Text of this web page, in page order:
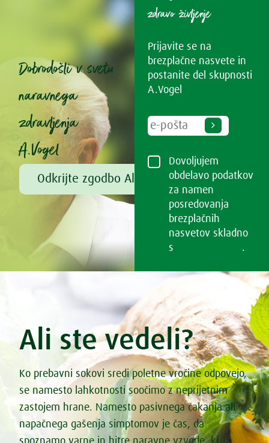
Dobrodošli v svetu
naravnega
zdravljenja
A.Vogel
Odkrijte zgodbo Alfreda Vogla
zdravo življenje
Prijavite se na
brezplačne nasvete in
postanite del skupnosti
A.Vogel
Dovoljujem
obdelavo podatkov
za namen
posredovanja
brezplačnih
nasvetov skladno
s
.
Ali ste vedeli?
Ko prebavni sokovi sredi poletne vročine odpovejo,
se namesto lahkotnosti soočimo z neprijetnim
zastojem hrane. Namesto pasivnega čakanja ali
napačnega gašenja simptomov je čas, da